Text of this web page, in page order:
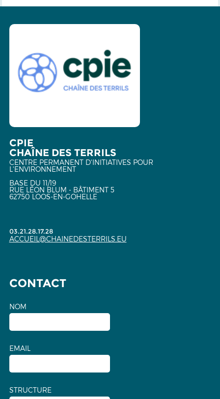
CPIE
CHAÎNE DES TERRILS
CENTRE PERMANENT D'INITIATIVES POUR
L'ENVIRONNEMENT
BASE DU 11/19
RUE LÉON BLUM - BÂTIMENT 5
62750 LOOS-EN-GOHELLE
03.21.28.17.28
ACCUEIL@CHAINEDESTERRILS.EU
CONTACT
NOM
EMAIL
STRUCTURE